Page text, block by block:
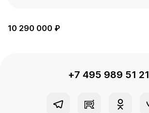
10 290 000 ₽
+7 495 989 51 21